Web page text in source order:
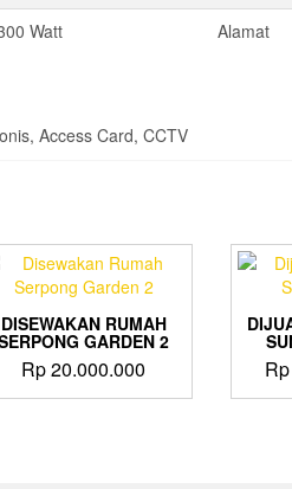
Watt
Access Card, CCTV
DISEWAKAN RUMAH
GARDEN 2
Rp20.000.000 Rp